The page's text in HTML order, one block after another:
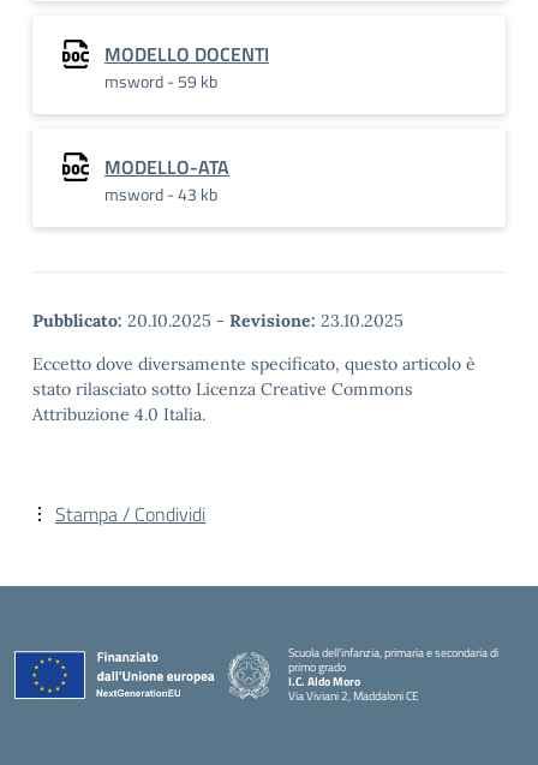
MODELLO DOCENTI
msword - 59 kb
MODELLO-ATA
msword - 43 kb
Pubblicato: 20.10.2025 - Revisione: 23.10.2025
Eccetto dove diversamente specificato, questo articolo è
stato rilasciato sotto Licenza Creative Commons
Attribuzione 4.0 Italia.
Stampa / Condividi
Scuola dell’infanzia, primaria e secondaria di
primo grado
I.C. Aldo Moro
Via Viviani 2, Maddaloni CE